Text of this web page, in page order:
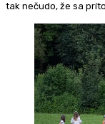
tak nečudo, že sa